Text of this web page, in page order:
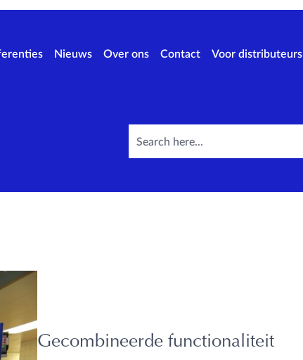
Nieuws Over ons Contact Voor distributeurs
Gecombineerde functionaliteit